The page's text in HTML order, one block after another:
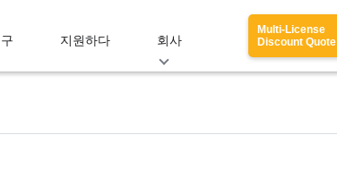
지원하다 회사
Multi-License
Discount Quote